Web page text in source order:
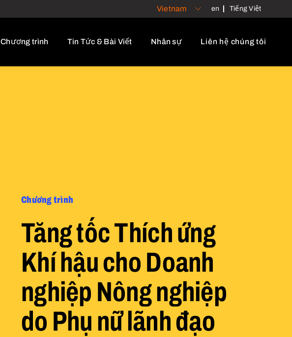
Vietnam en Tiếng Việt
Chương trình Tin Tức & Bài Viết Nhân sự Liên hệ chúng tôi
Chương trình
Tăng tốc Thích ứng
Khí hậu cho Doanh
nghiệp Nông nghiệp
do Phụ nữ lãnh đạo